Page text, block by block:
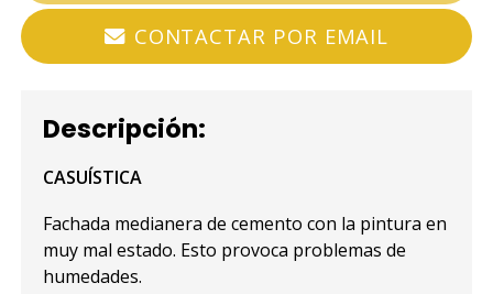
CONTACTAR POR EMAIL
Descripción:
CASUÍSTICA
Fachada medianera de cemento con la pintura en
muy mal estado. Esto provoca problemas de
humedades.